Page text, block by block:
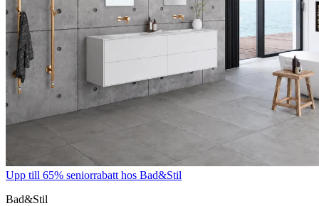
Upp till 65% seniorrabatt hos Bad&Stil
Bad&Stil